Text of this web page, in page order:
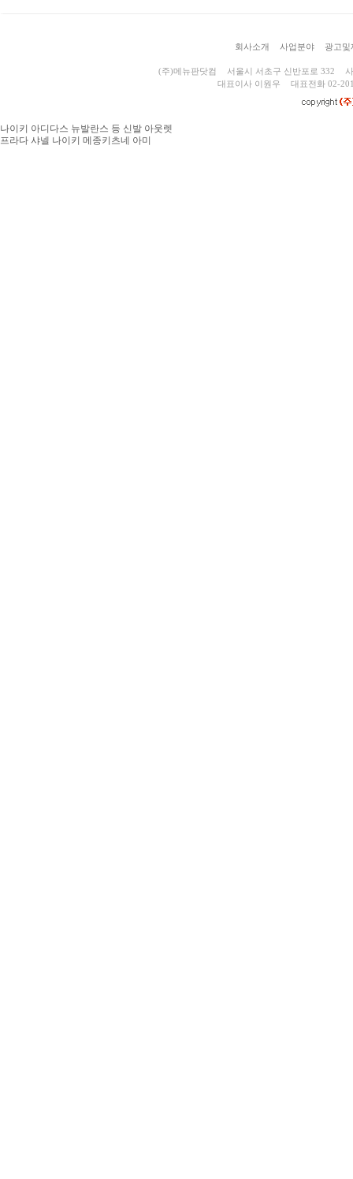
회사소개 사업분야 광고및
(주)메뉴판닷컴 서울시 서초구 신반포로 332
대표이사 이원우
대표전화 02-
나이키 아디다스 뉴발란스 등 신발 아웃렛
프라다 샤넬 나이키 메종키츠네 아미